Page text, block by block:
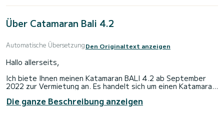
Über Catamaran Bali 4.2
Automatische ÜbersetzungDen Originaltext anzeigen
Hallo allerseits,
Ich biete Ihnen meinen Katamaran BALI 4.2 ab September
2022 zur Vermietung an. Es handelt sich um einen Katamaran,
energieautark ist. Sie werden eine außergewöhnliche
Kreuzfahrt auf diesem 13m Katamaran erleben. Er bietet
Die ganze Beschreibung anzeigen